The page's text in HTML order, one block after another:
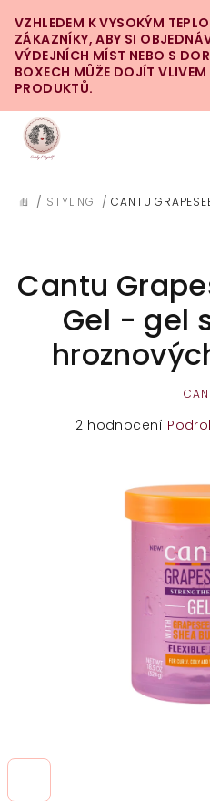
na
obsah
VZHLEDEM K VYSOKÝM
ZÁKAZNÍKY, ABY SI
VÝDEJNÍCH MÍST NEBO S
BOXECH MŮŽE DOJÍT
PRODUKTŮ.
DOMŮ
/ STYLING / CANTU
Cantu
Gel - gel
Průměrné
2 hodnocení